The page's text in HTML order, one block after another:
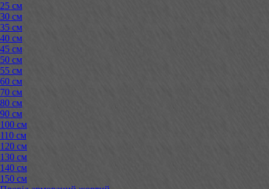
25 см
30 см
35 см
40 см
45 см
50 см
55 см
60 см
70 см
80 см
90 см
100 см
110 см
120 см
130 см
140 см
150 см